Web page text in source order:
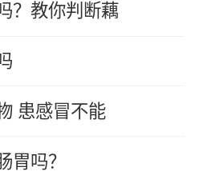
？教你判断藕
患感冒不能
胃吗？